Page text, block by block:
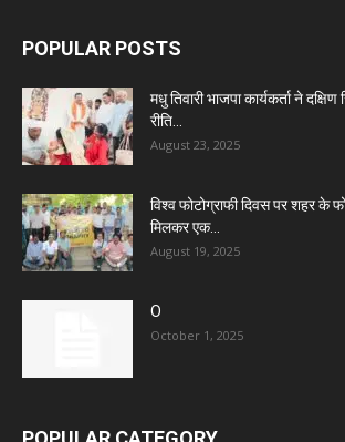
POPULAR POSTS
मधु तिवारी भाजपा कार्यकर्ता ने
रीति...
August 23, 2025
विश्व फोटोग्राफी दिवस पर शहर के
मिलकर एक...
August 19, 2025
O
October 1, 2025